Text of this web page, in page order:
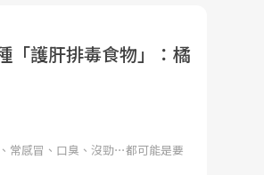
「護肝排毒食物」：橘
常感冒、口臭、沒勁⋯都可能是要